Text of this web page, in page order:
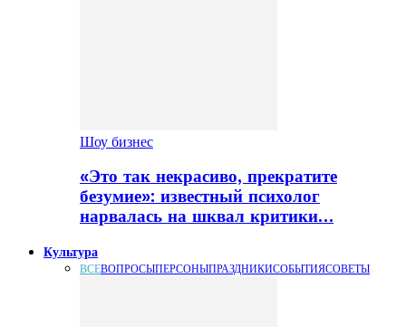
Шоу бизнес
«Это так некрасиво, прекратите
безумие»: известный психолог
нарвалась на шквал критики…
Культура
ВСЕВОПРОСЫПЕРСОНЫПРАЗДНИКИСОБЫТИЯСОВЕТЫ